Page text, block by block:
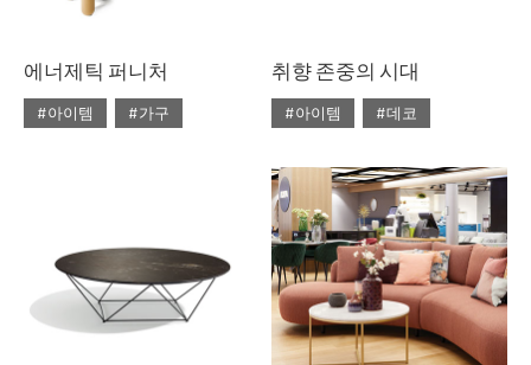
에너제틱 퍼니처
#아이템
#가구
#쇼핑
#의자
#체어
#테이블
취향 존중의 시대
#아이템
#데코
#4월호 룩
#가구
#데코
#룩
#소품
#스타일링
#의자
#조명
#집 꾸미기
#체어
#테이블
#패브릭